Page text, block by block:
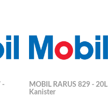
-
MOBIL RARUS 829 - 20L
Kanister